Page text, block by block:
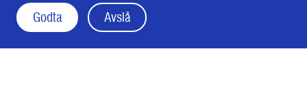
Godta Avslå